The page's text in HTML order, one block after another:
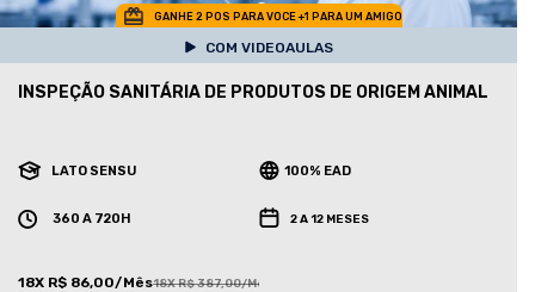
GANHE 2 POS PARA VOCE +1 PARA UM AMIGO
COM VIDEOAULAS
INSPEÇÃO SANITÁRIA DE PRODUTOS DE ORIGEM ANIMAL
LATO SENSU 100% EAD
360 A 720H 2 A 12 MESES
18X R$ 86,00/Mês18X R$ 387,00/Mês